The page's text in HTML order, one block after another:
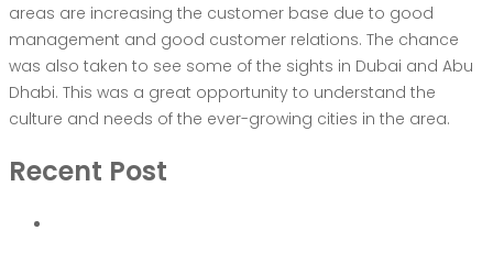
areas are increasing the customer base due to good
management and good customer relations. The chance
was also taken to see some of the sights in Dubai and Abu
Dhabi. This was a great opportunity to understand the
culture and needs of the ever-growing cities in the area.
Recent Post